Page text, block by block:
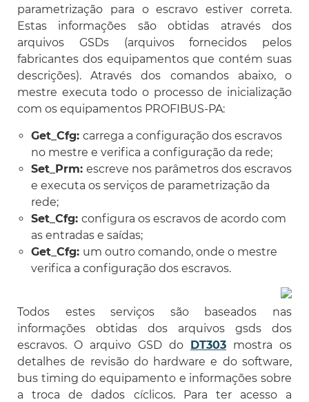
parametrização para o escravo estiver correta.
Estas informações são obtidas através dos
arquivos GSDs (arquivos fornecidos pelos
fabricantes dos equipamentos que contém suas
descrições). Através dos comandos abaixo, o
mestre executa todo o processo de inicialização
com os equipamentos PROFIBUS-PA:
Get_Cfg: carrega a configuração dos escravos
no mestre e verifica a configuração da rede;
Set_Prm: escreve nos parâmetros dos escravos
e executa os serviços de parametrização da
rede;
Set_Cfg: configura os escravos de acordo com
as entradas e saídas;
Get_Cfg: um outro comando, onde o mestre
verifica a configuração dos escravos.
Todos estes serviços são baseados nas
informações obtidas dos arquivos gsds dos
escravos. O arquivo GSD do DT303 mostra os
detalhes de revisão do hardware e do software,
bus timing do equipamento e informações sobre
a troca de dados cíclicos. Para ter acesso a